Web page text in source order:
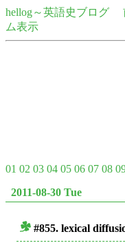
hellog～英語史ブログ
ム表示
01 02 03 04 05 06 07 08
2011-08-30 Tue
#855. lexical